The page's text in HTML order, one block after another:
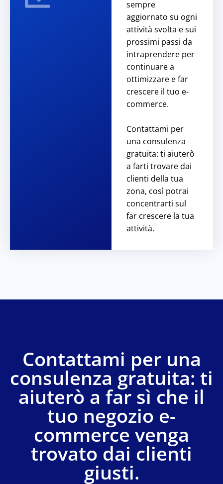
sempre
aggiornato su ogni
attività svolta e sui
prossimi passi da
intraprendere per
continuare a
ottimizzare e far
crescere il tuo e-
commerce.
Contattami per
una consulenza
gratuita: ti aiuterò
a farti trovare dai
clienti della tua
zona, così potrai
concentrarti sul
far crescere la tua
attività.
Contattami per una
consulenza gratuita: ti
aiuterò a far sì che il
tuo negozio e-
commerce venga
trovato dai clienti
giusti.